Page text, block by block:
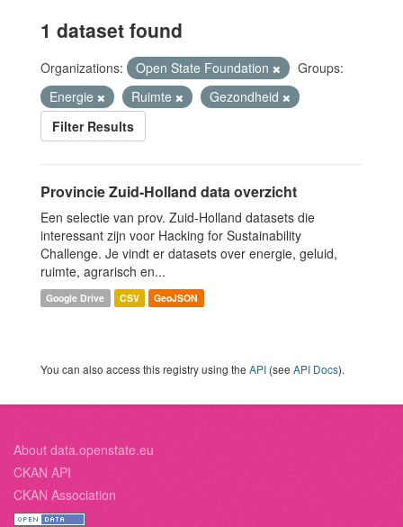
1 dataset found
Organizations: Open State Foundation
Groups:
Energie
Ruimte
Gezondheid
Filter Results
Provincie Zuid-Holland data overzicht
Een selectie van prov. Zuid-Holland datasets die
interessant zijn voor Hacking for Sustainability
Challenge. Je vindt er datasets over energie, geluid,
ruimte, agrarisch en...
Google Drive CSV GeoJSON
You can also access this registry using the API (see API Docs).
About data.openstate.eu
CKAN API
CKAN Association